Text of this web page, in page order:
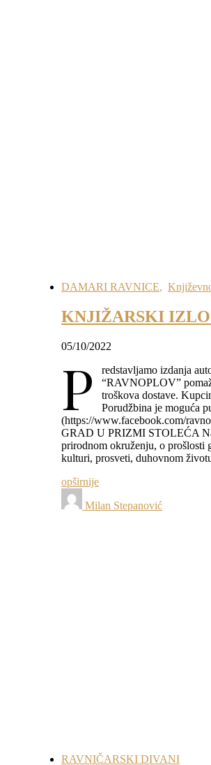
DAMARI RAVNICE,
KNJIŽARSKI
05/10/2022
P
redstavljamo izdanja
“RAVNOPLOV”
troškova dostave.
Porudžbina je moguća
(https://www.facebook.com/
GRAD U PRIZMI STOLEĆA
prirodnom okruženju, o prošlosti
kulturi, prosveti, duhovnom
opširnije
Milan Stepanović
RAVNIČARSKI DIVANI